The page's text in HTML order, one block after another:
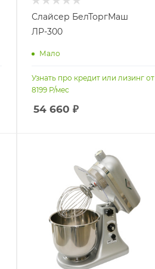
Слайсер БелТоргМаш
ЛР-300
Мало
Узнать про кредит или лизинг от
8199Р/мес
54 660 ₽